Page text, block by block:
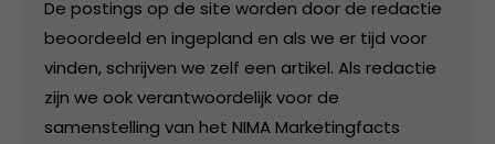
De postings op de site worden door de redactie
beoordeeld en ingepland en als we er tijd voor
vinden, schrijven we zelf een artikel. Als redactie
zijn we ook verantwoordelijk voor de
samenstelling van het NIMA Marketingfacts